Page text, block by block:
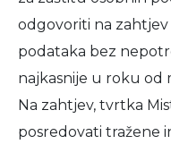
odgovoriti na
podataka bez
najkasnije u roku od
Na zahtjev, tvrtka
posredovati tražene